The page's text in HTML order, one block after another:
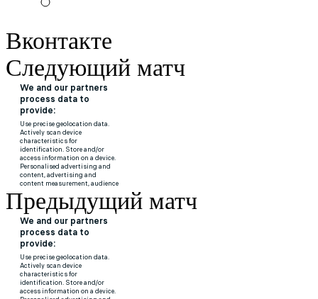
Вконтакте
Следующий матч
Предыдущий матч